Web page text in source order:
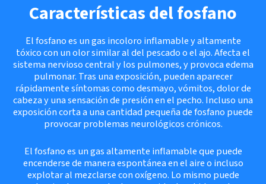
Características del fosfano
El fosfano es un gas incoloro inflamable y altamente
tóxico con un olor similar al del pescado o el ajo. Afecta el
sistema nervioso central y los pulmones, y provoca edema
pulmonar. Tras una exposición, pueden aparecer
rápidamente síntomas como desmayo, vómitos, dolor de
cabeza y una sensación de presión en el pecho. Incluso una
exposición corta a una cantidad pequeña de fosfano puede
provocar problemas neurológicos crónicos.
El fosfano es un gas altamente inflamable que puede
encenderse de manera espontánea en el aire o incluso
explotar al mezclarse con oxígeno. Lo mismo puede